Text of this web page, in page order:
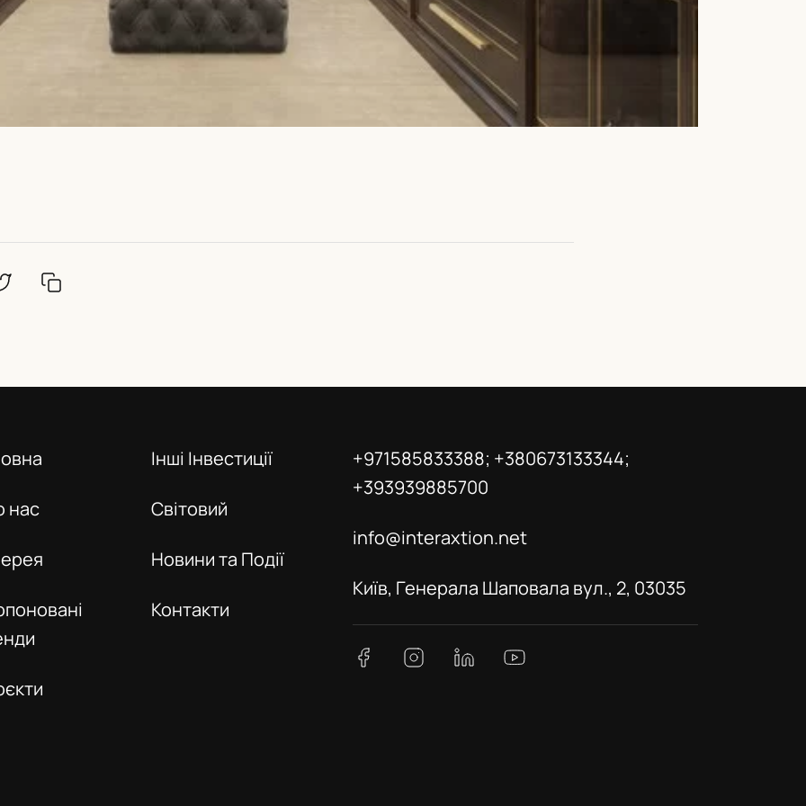
нас
Інші Інвестиції
Світовий
Новини та Події
Контакти
+971585833388; +380673133344;
+393939885700
info@interaxtion.net
Київ, Генерала Шаповала вул., 2, 03035